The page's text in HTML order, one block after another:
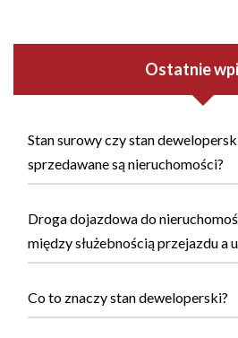
Ostatnie
Stan surowy czy stan
sprzedawane są nieruchomości?
Droga dojazdowa do
między służebnością przejazdu a
Co to znaczy stan deweloperski?